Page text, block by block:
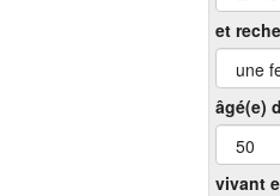
et
âgé(e)
vivant